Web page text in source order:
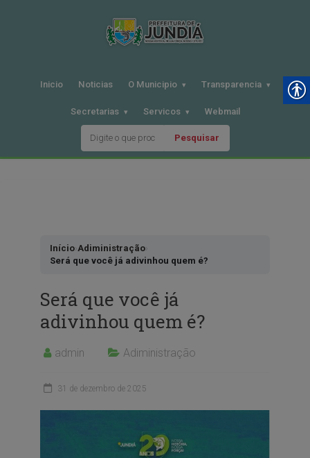
Inicio Noticias O Municipio Transparencia
Secretarias Servicos Webmail
Pesquisar
Início›Adiministração›
Será que você já adivinhou quem é?
Será que você já
adivinhou quem é?
admin Adiministração
31 de dezembro de 2025